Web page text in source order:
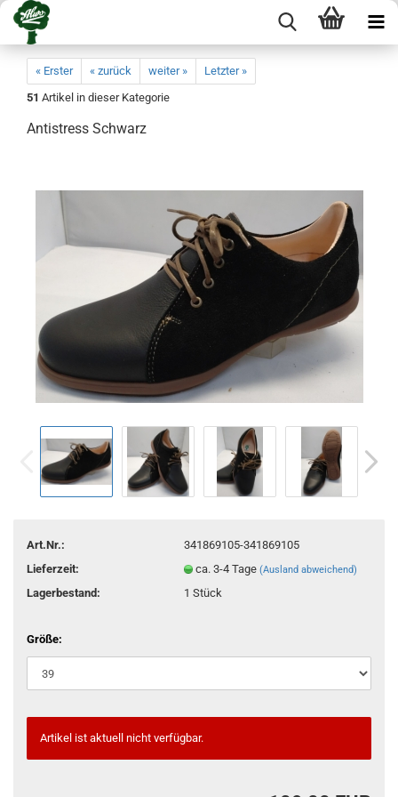
« Erster « zurück weiter »
Letzter »
51 Artikel in dieser Kategorie
Antistress Schwarz
Art.Nr.:
341869105-341869105
Lieferzeit:
ca. 3-4 Tage (Ausland abweichend)
Lagerbestand: 1 Stück
Größe:
Artikel ist aktuell nicht verfügbar.